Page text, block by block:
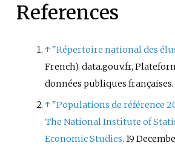
References
↑ "Répertoire national des
French). data.gouv.fr,
données publiques françaises.
↑ "Populations de référence
The National Institute of
Economic Studies. 19